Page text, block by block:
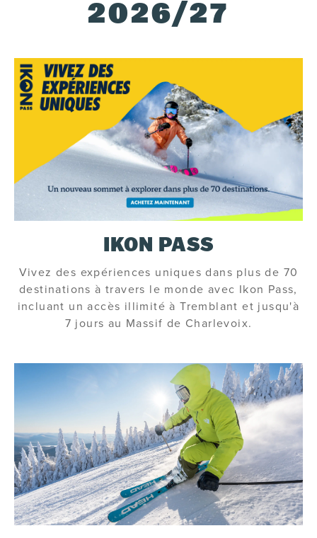
2026/27
IKON PASS
Vivez des expériences uniques dans plus de 70
destinations à travers le monde avec Ikon Pass,
incluant un accès illimité à Tremblant et jusqu'à
7 jours au Massif de Charlevoix.